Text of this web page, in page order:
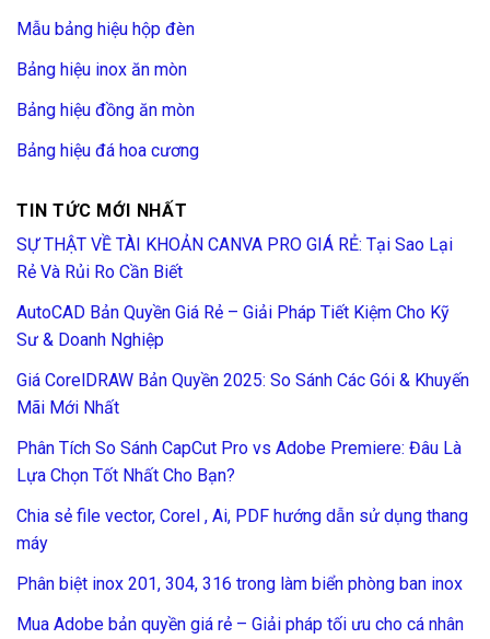
Mẫu bảng hiệu hộp đèn
Bảng hiệu inox ăn mòn
Bảng hiệu đồng ăn mòn
Bảng hiệu đá hoa cương
TIN TỨC MỚI NHẤT
SỰ THẬT VỀ TÀI KHOẢN CANVA PRO GIÁ RẺ: Tại Sao Lại
Rẻ Và Rủi Ro Cần Biết
AutoCAD Bản Quyền Giá Rẻ – Giải Pháp Tiết Kiệm Cho Kỹ
Sư & Doanh Nghiệp
Giá CorelDRAW Bản Quyền 2025: So Sánh Các Gói & Khuyến
Mãi Mới Nhất
Phân Tích So Sánh CapCut Pro vs Adobe Premiere: Đâu Là
Lựa Chọn Tốt Nhất Cho Bạn?
Chia sẻ file vector, Corel , Ai, PDF hướng dẫn sử dụng thang
máy
Phân biệt inox 201, 304, 316 trong làm biển phòng ban inox
Mua Adobe bản quyền giá rẻ – Giải pháp tối ưu cho cá nhân